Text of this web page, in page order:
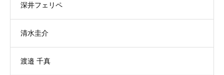
深井フェリペ
清水圭介
渡邉 千真